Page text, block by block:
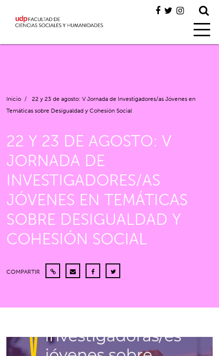
Inicio /
22 y 23 de agosto: V Jornada de Investigadores/as Jóvenes en
Temáticas sobre Desigualdad y Cohesión Social
22 Y 23 DE AGOSTO: V
JORNADA DE
INVESTIGADORES/AS
JÓVENES EN TEMÁTICAS
SOBRE DESIGUALDAD Y
COHESIÓN SOCIAL
COMPARTIR